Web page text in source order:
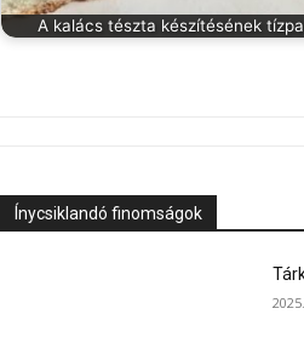
A kalács tészta készítésének
Ínycsiklandó finomságok